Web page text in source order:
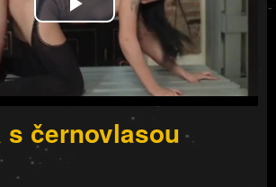
Play
Video
s černovlasou